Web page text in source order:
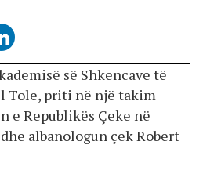
së Shkencave të
Tole, priti në një takim
e Republikës Çeke në
albanologun çek Robert